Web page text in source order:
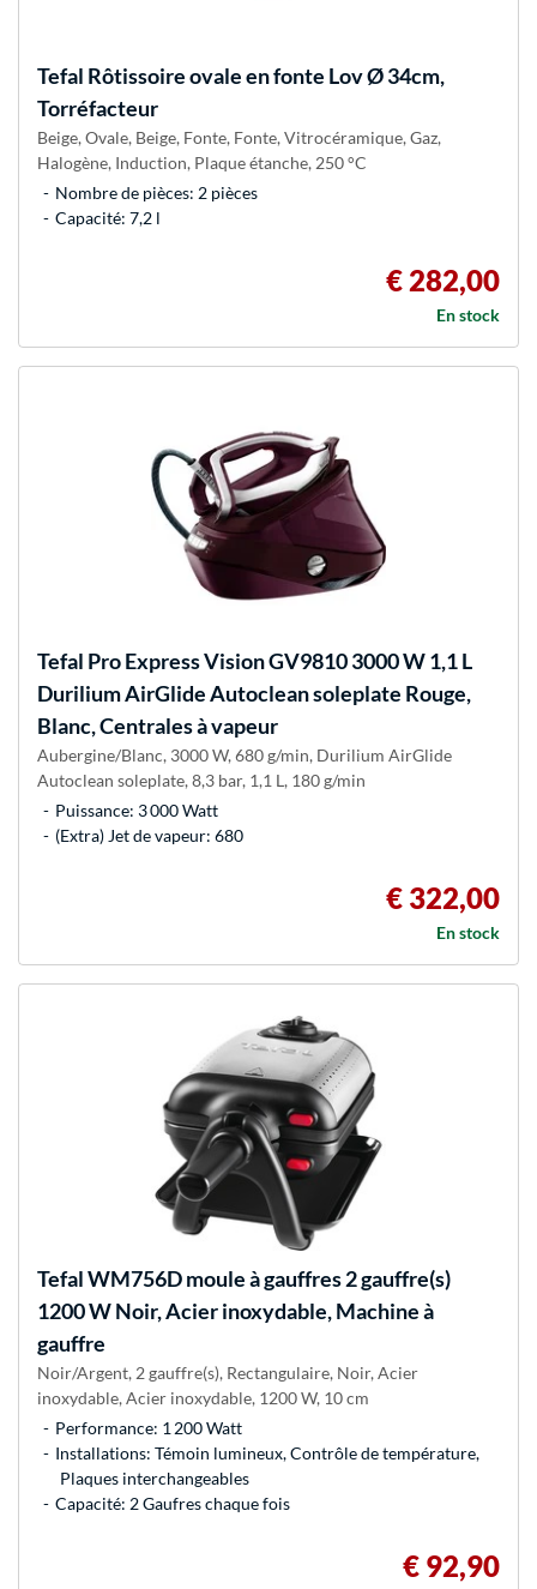
Tefal Rôtissoire ovale en fonte Lov Ø 34cm,
Torréfacteur
Beige, Ovale, Beige, Fonte, Fonte, Vitrocéramique, Gaz,
Halogène, Induction, Plaque étanche, 250 °C
Nombre de pièces: 2 pièces
Capacité: 7,2 l
€ 282,00
En stock
Tefal Pro Express Vision GV9810 3000 W 1,1 L
Durilium AirGlide Autoclean soleplate Rouge,
Blanc, Centrales à vapeur
Aubergine/Blanc, 3000 W, 680 g/min, Durilium AirGlide
Autoclean soleplate, 8,3 bar, 1,1 L, 180 g/min
Puissance: 3 000 Watt
(Extra) Jet de vapeur: 680
€ 322,00
En stock
TefalWM756D moule à gauffres 2 gauffre(s)
1200 W Noir, Acier inoxydable, Machine à
gauffre
Noir/Argent, 2 gauffre(s), Rectangulaire, Noir, Acier
inoxydable, Acier inoxydable, 1200 W, 10 cm
Performance: 1 200 Watt
Installations: Témoin lumineux, Contrôle de température,
Plaques interchangeables
Capacité: 2 Gaufres chaque fois
€ 92,90